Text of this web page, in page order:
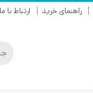
راهنمای خرید ارتباط با ما